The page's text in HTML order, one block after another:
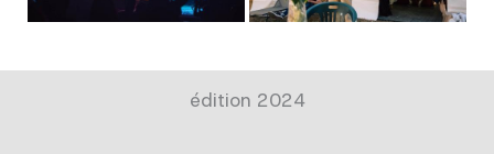
édition 2024